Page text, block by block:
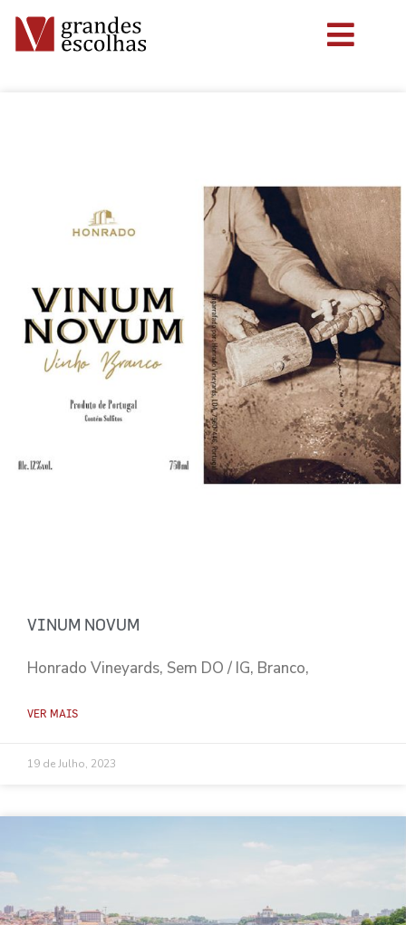
VINUM NOVUM
Honrado Vineyards, Sem DO / IG, Branco,
VER MAIS
19 de Julho, 2023